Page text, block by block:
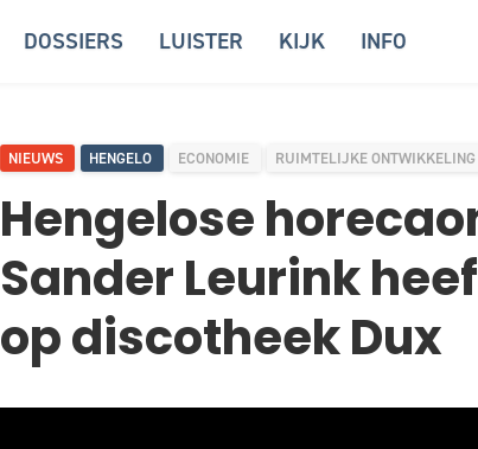
DOSSIERS LUISTER KIJK INFO
NIEUWS HENGELO ECONOMIE RUIMTELIJKE ONTWIKKELING
Hengelose
Sander Leurink
op discotheek Dux